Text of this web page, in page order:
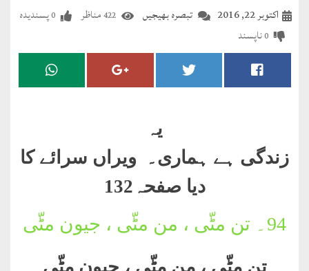
مضطرؔ
دستِ
درعدن
تبصرہ بھیجیں اکتوبر 22, 2016 422مناظر 0پسندیدہ
0ناپسند
یہ
زندگی ہے ہماری۔ ویراں سرائے کا
دیا صفحہ132
94۔ تن مٹّی ، من مٹّی ، جیون مٹّی